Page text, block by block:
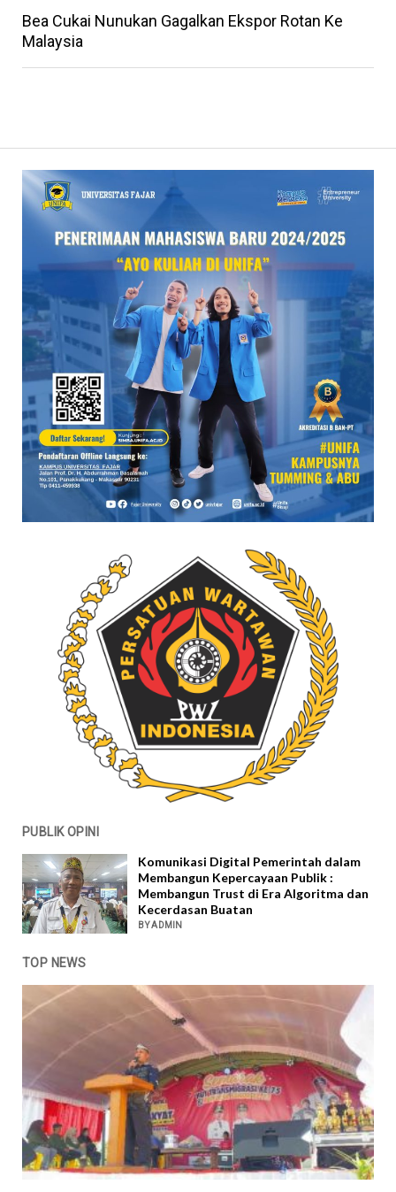
PUBLIK OPINI
Komunikasi Digital Pemerintah dalam
Membangun Kepercayaan Publik :
Membangun Trust di Era Algoritma dan
Kecerdasan Buatan
BY ADMIN
TOP NEWS
Bea Cukai Nunukan Gagalkan Ekspor Rotan Ke
Malaysia